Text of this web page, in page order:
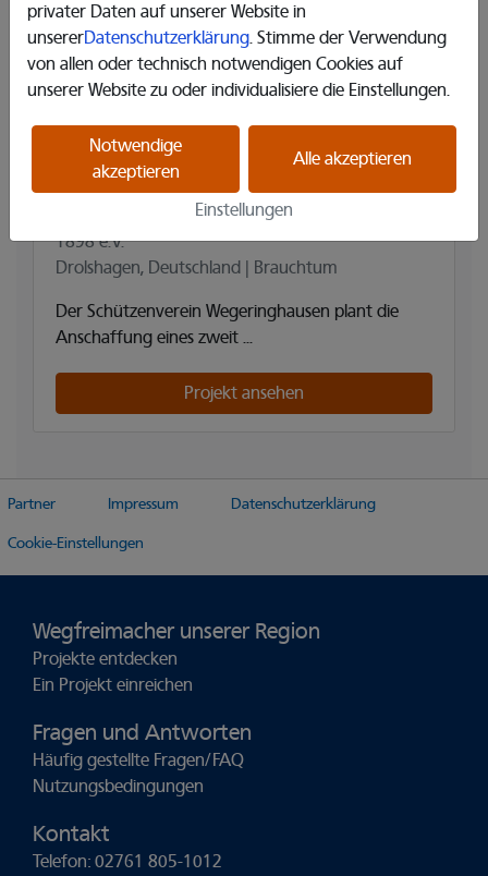
privater Daten auf unserer Website in
unsererDatenschutzerklärung. Stimme der Verwendung
von allen oder technisch notwendigen Cookies auf
unserer Website zu oder individualisiere die Einstellungen.
Notwendige
akzeptieren
Alle akzeptieren
Einstellungen
Anschaffung eines zweiten
Lichtpunktgewehrs zum Ausbau der
Jugendarbeit
St.-Hubertus Schützenverein Wegeringhausen
1898 e.V.
Drolshagen, Deutschland | Brauchtum
Der Schützenverein Wegeringhausen plant die
Anschaffung eines zweit ...
Projekt ansehen
Partner Impressum Datenschutzerklärung
Cookie-Einstellungen
Wegfreimacher unserer Region
Projekte entdecken
Ein Projekt einreichen
Fragen und Antworten
Häufig gestellte Fragen/FAQ
Nutzungsbedingungen
Kontakt
Telefon: 02761 805-1012